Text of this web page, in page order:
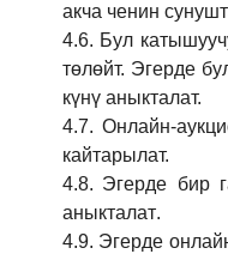
акча ченин
4.6. Бул
төлөйт. Эгерде
күнү аныкталат.
4.7. Онлайн-
кайтарылат.
4.8. Эгерде бир
аныкталат.
4.9. Эгерде